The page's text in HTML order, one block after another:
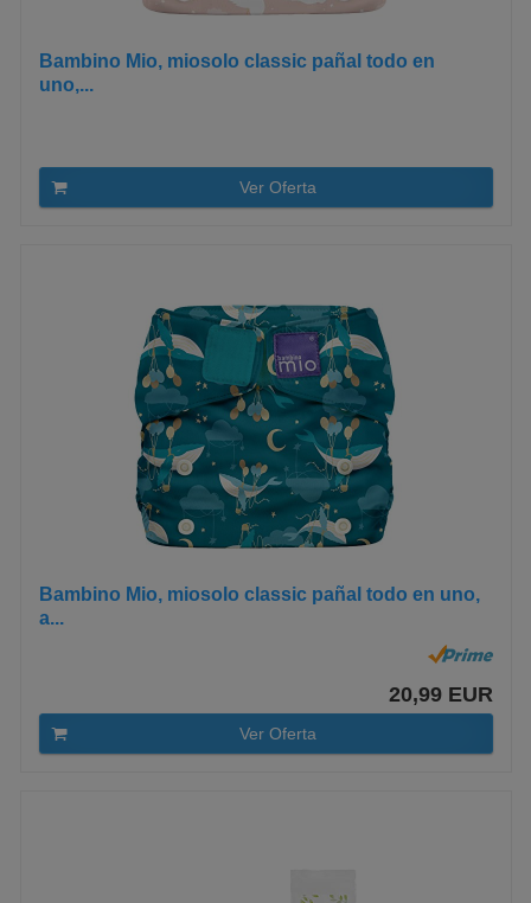
Bambino Mio, miosolo classic pañal todo en
uno,...
Ver Oferta
Bambino Mio, miosolo classic pañal todo en uno,
a...
20,99 EUR
Ver Oferta